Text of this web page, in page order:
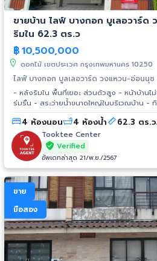
ขายบ้าน ไลฟ์ บางกอก บูเลอวาร์
ริมใน 62.3 ตร.ว
฿10,500,000
ดอกไม้ เขตประเวศ กรุงเทพมหานคร 10250
ไลฟ์ บางกอก บูลเลอวาร์ด วงแหวน-อ่อนนุช
- หลังริมใน พื้นที่เยอะ ส่วนตัวสูง - หน้าบ้านไ
ร่มรื่น - สระว่ายน้ำขนาดใหญ่ในบริเวณบ้าน -
รวยมาก - สังคมคุณภาพ เงียบสงบ เพื่อนบ้านน่ารัก รายละเอียด -
ไลฟ์บางกอกบูเลอวาร์ด วงแหวน-อ่อนนุช 2
Wongwaen-Onnut 2 - โครงการคุณภาพจา
ตร.ว. - พื้นที่ใช้สอยประมาณ 280 ตร.ม. - 4
Master Bedroom พร้อม Walk-in Closet -
กลาง : 50 บาท/ตร.ว. - แอร์ 5 ตัว - เครื่องทำน้ำอุ่น สิ่งอำนวยความ
Club House -สระว่ายน้ำ,ฟิตเนส,สวนสาธา
สถานที่ใกล้เคียง -ห้างสรรพสินค้า -พาราได
-The Paseo -เซ็นทรัลบางนา -เมกา บางนา -
เผือกอนุสรณ์ -นานาชาติชาร์เตอร์ -นานาชาติ
สคูล -นานาชาติ ICS
4 ห้องนอน 4 ห้องน้ำ 62.3 ตร.ว.
Tooktee Center
Verified
อัพเดทล่าสุด 21/พ.ย./2567
ขาย
มือสอง